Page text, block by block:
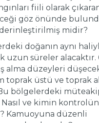
fiili olarak
göz önünde
midir?
doğanın aynı
uzun süreler alacaktır.
alma düzeyleri
toprak üstü ve toprak
bölgelerdeki
Nasıl ve kimin
Kamuoyuna düzenli